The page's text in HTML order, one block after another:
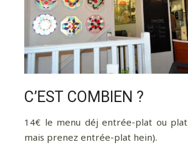
C’EST COMBIEN ?
14€ le menu déj entrée-plat ou
mais prenez entrée-plat hein).